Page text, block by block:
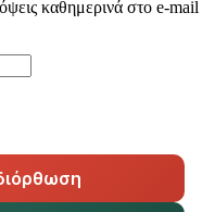
καθημερινά στο e-mail